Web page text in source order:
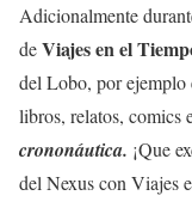
Adicionalmente
deViajes en el
del Lobo, por ejemplo
libros, relatos, comics
crononáutica. ¡Que
del Nexus con Viajes